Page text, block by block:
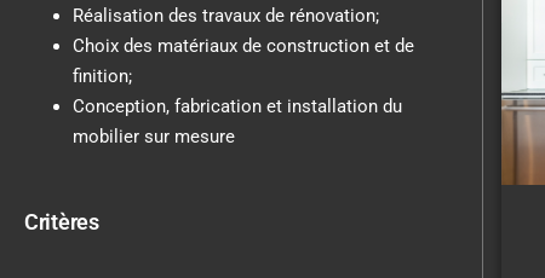
Réalisation des travaux de rénovation;
Choix des matériaux de construction et de
finition;
Conception, fabrication et installation du
mobilier sur mesure
Critères